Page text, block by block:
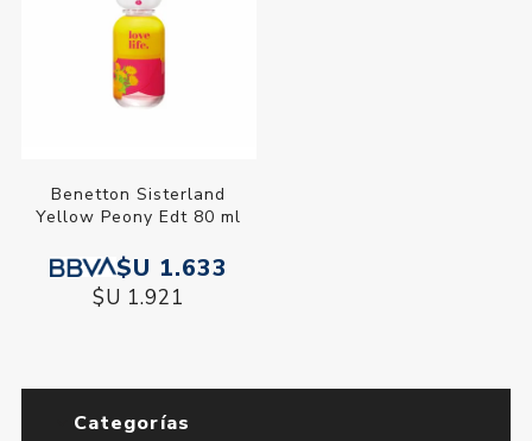
Benetton Sisterland
Yellow Peony Edt 80 ml
$U 1.633
$U 1.921
Categorías